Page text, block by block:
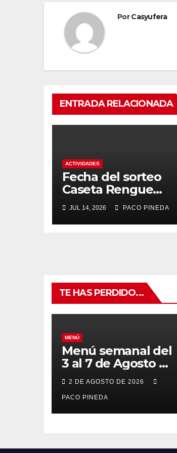
PorCasyufera
ENTRADA RELACIONADA
ACTIVIDADES
Fecha del sorteo
Caseta Rengue
Feria de Málaga
2026
JUL 14, 2026 PACO PINEDA
TE HAS PERDIDO...
MENÚ
Menú semanal del
3 al 7 de Agosto de
2026
2 DE AGOSTO DE 2026
PACO PINEDA